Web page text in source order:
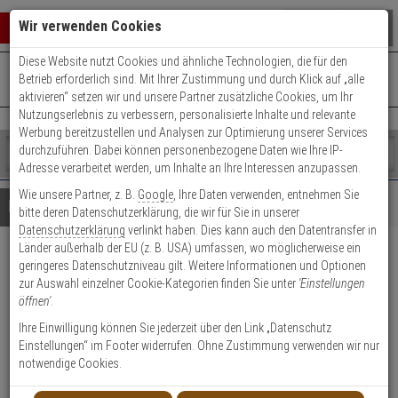
Warenkorb schließen
0 ARTIKEL IM WARENKORB
Ihr Warenkorb ist momentan leer.
Ergebnisse ()
Fertig
Shop
durchsuchen
Bitte
geben
Sie
mindestens
Zeichen
ein,
um
Suche
Es
wurde
noch
Kategorien
Suche
gestartet
+49 (0)821 899 493-0Mo. - Do.: 8:00 - 16:30 | Fr.: 8:00 - 14:00 Uhr
Kontaktservice nutzen
Details Beratung
ABUS Aluminium-
Vorhangschloss 72/40 schwarz
Produktmerkmale
Datenblatt drucken
Wir verwenden Cookies
Diese Website nutzt Cookies und ähnliche Technologien, die für den
Betrieb erforderlich sind. Mit Ihrer Zustimmung und durch Klick auf „alle
aktivieren“ setzen wir und unsere Partner zusätzliche Cookies, um Ihr
Nutzungserlebnis zu verbessern, personalisierte Inhalte und relevante
Werbung bereitzustellen und Analysen zur Optimierung unserer Services
durchzuführen. Dabei können personenbezogene Daten wie Ihre IP-
Adresse verarbeitet werden, um Inhalte an Ihre Interessen anzupassen.
Wie unsere Partner, z. B. Google , Ihre Daten verwenden, entnehmen Sie
bitte deren Datenschutzerklärung, die wir für Sie in unserer
Datenschutzerklärung verlinkt haben. Dies kann auch den Datentransfer in
Länder außerhalb der EU (z. B. USA) umfassen, wo möglicherweise ein
geringeres Datenschutzniveau gilt. Weitere Informationen und Optionen
zur Auswahl einzelner Cookie-Kategorien finden Sie unter 'Einstellungen
öffnen'.
Ihre Einwilligung können Sie jederzeit über den Link „Datenschutz
Einstellungen“ im Footer widerrufen. Ohne Zustimmung verwenden wir nur
notwendige Cookies.